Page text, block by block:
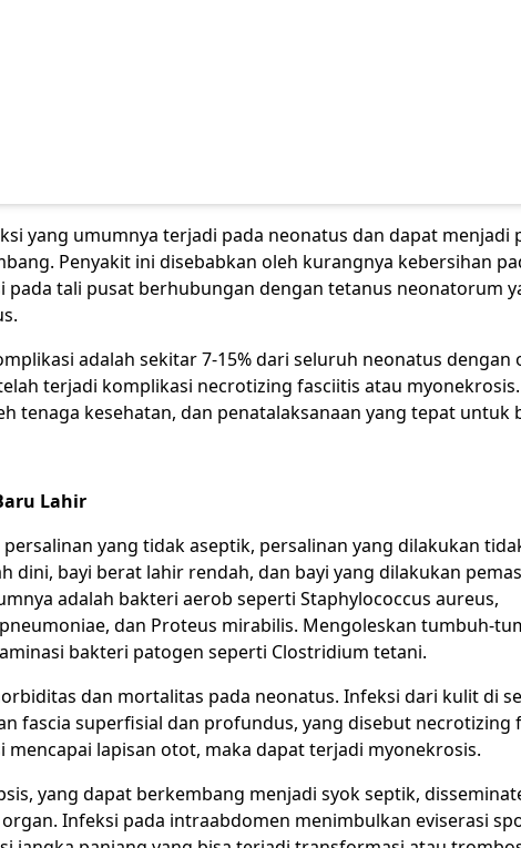
yang umumnya terjadi pada neonatus dan dapat menjadi
Penyakit ini disebabkan oleh kurangnya kebersihan
tali pusat berhubungan dengan tetanus neonatorum
adalah sekitar 7-15% dari seluruh neonatus dengan
terjadi komplikasi necrotizing fasciitis atau
tenaga kesehatan, dan penatalaksanaan yang tepat untuk
Lahir
yang tidak aseptik, persalinan yang dilakukan
dini, bayi berat lahir rendah, dan bayi yang dilakukan
adalah bakteri aerob seperti Staphylococcus aureus,
dan Proteus mirabilis. Mengoleskan tumbuh-
bakteri patogen seperti Clostridium tetani.
dan mortalitas pada neonatus. Infeksi dari kulit di
fascia superfisial dan profundus, yang disebut necrotizing
lapisan otot, maka dapat terjadi myonekrosis.
yang dapat berkembang menjadi syok septik,
Infeksi pada intraabdomen menimbulkan eviserasi